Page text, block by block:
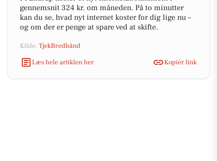
gennemsnit 324 kr. om måneden. På to minutter
kan du se, hvad nyt internet koster for dig lige nu –
og om der er penge at spare ved at skifte.
Kilde: TjekBredbånd
Læs hele artiklen her
Kopiér link